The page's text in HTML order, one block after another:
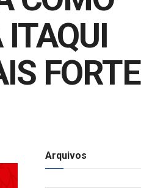
ITAQUI
FORTE
Arquivos